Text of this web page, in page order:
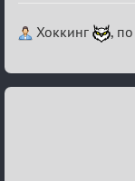
Re:
Лиги
Хоккинг ,